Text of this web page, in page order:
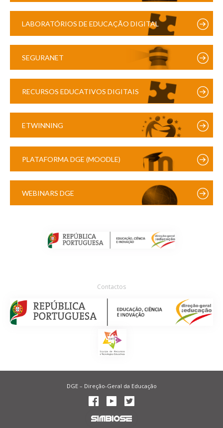
LABORATÓRIOS DE EDUCAÇÃO DIGITAL
SEGURANET
RECURSOS EDUCATIVOS DIGITAIS
ETWINNING
PLATAFORMA DGE (MOODLE)
WEBINARS DGE
Contactos
DGE – Direção-Geral da Educação